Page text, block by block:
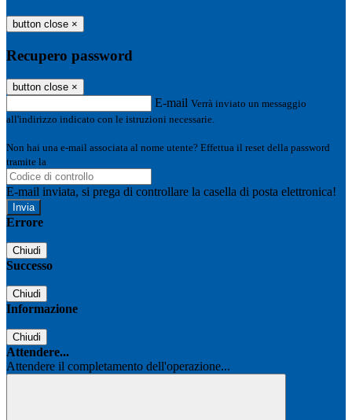
button close ×
Recupero password
button close ×
E-mail Verrà inviato un messaggio
all'indirizzo indicato con le istruzioni necessarie.
Non hai una e-mail associata al nome utente? Effettua il reset della password
tramite la
E-mail inviata, si prega di controllare la casella di posta elettronica!
Errore
Chiudi
Successo
Chiudi
Informazione
Chiudi
Attendere...
Attendere il completamento dell'operazione...